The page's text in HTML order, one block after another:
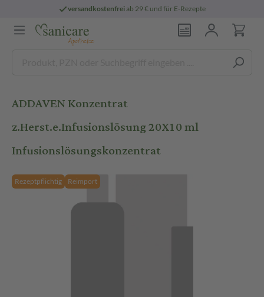
versandkostenfreiab 29 € und für E-Rezepte
ADDAVEN Konzentrat
z.Herst.e.Infusionslösung 20X10 ml
Infusionslösungskonzentrat
Rezeptpflichtig Reimport